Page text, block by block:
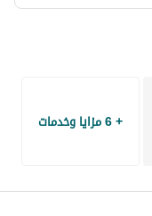
+ 6 مزايا وخدمات